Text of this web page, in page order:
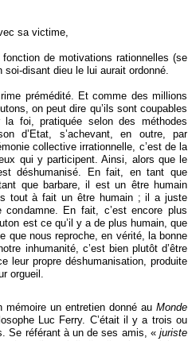
sa victime,
de motivations rationnelles (se
disant dieu le lui aurait ordonné.
prémédité. Et comme des millions
on peut dire qu’ils sont coupables
foi, pratiquée selon des méthodes
d’Etat, s’achevant, en outre, par
collective irrationnelle, c’est de la
qui y participent. Ainsi, alors que le
déshumanisé. En fait, en tant que
que barbare, il est un être humain
tout à fait un être humain ; il a juste
condamne. En fait, c’est encore plus
est ce qu’il y a de plus humain, que
que nous reproche, en vérité, la bonne
inhumanité, c’est bien plutôt d’être
leur propre déshumanisation, produite
orgueil.
mémoire un entretien donné au Monde
Luc Ferry. C’était il y a trois ou
Se référant à un de ses amis, « juriste